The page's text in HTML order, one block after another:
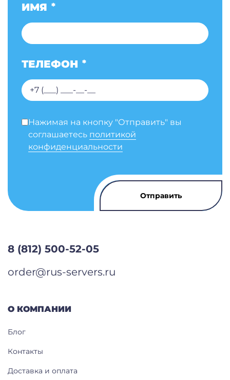
ИМЯ *
ТЕЛЕФОН *
Нажимая на кнопку "Отправить" вы
соглашаетесь политикой
конфиденциальности
О КОМПАНИИ
Блог
Контакты
Доставка и оплата
8 (812) 500-52-05
order@rus-servers.ru